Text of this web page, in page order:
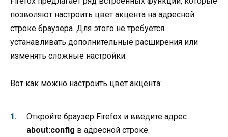
позволяют настроить цвет акцента на адресной
строке браузера. Для этого не требуется
устанавливать дополнительные расширения или
изменять сложные настройки.
Вот как можно настроить цвет акцента:
Откройте браузер Firefox и введите адрес
about:config в адресной строке.